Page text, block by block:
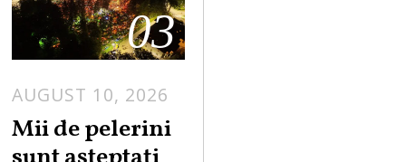
03
AUGUST 10, 2026
Mii de pelerini